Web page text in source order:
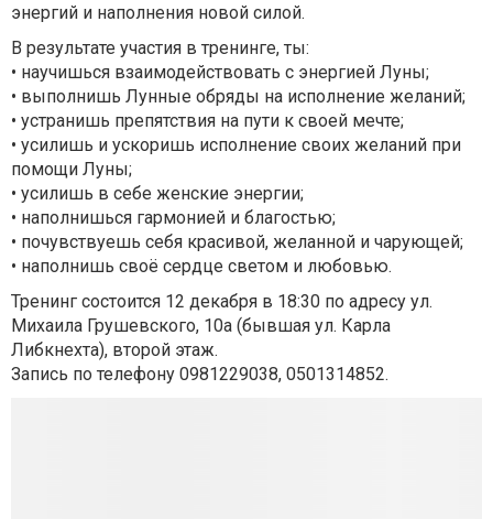
энергий и наполнения новой силой.
В результате участия в тренинге, ты:
• научишься взаимодействовать с энергией Луны;
• выполнишь Лунные обряды на исполнение желаний;
• устранишь препятствия на пути к своей мечте;
• усилишь и ускоришь исполнение своих желаний при
помощи Луны;
• усилишь в себе женские энергии;
• наполнишься гармонией и благостью;
• почувствуешь себя красивой, желанной и чарующей;
• наполнишь своё сердце светом и любовью.
Тренинг состоится 12 декабря в 18:30 по адресу ул.
Михаила Грушевского, 10а (бывшая ул. Карла
Либкнехта), второй этаж.
Запись по телефону 0981229038, 0501314852.